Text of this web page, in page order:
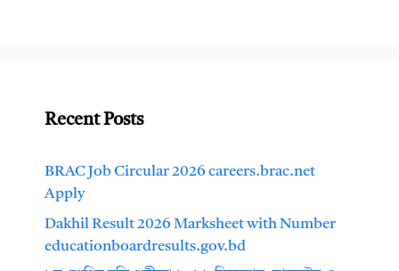
Recent Posts
BRAC Job Circular 2026 careers.brac.net
Apply
Dakhil Result 2026 Marksheet with Number
educationboardresults.gov.bd